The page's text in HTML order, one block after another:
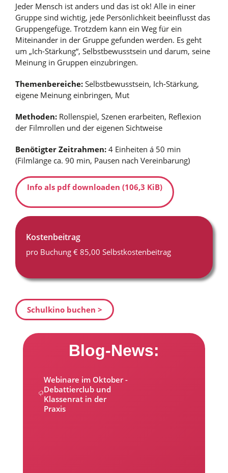
Jeder Mensch ist anders und das ist ok! Alle in einer
Gruppe sind wichtig, jede Persönlichkeit beeinflusst das
Gruppengefüge. Trotzdem kann ein Weg für ein
Miteinander in der Gruppe gefunden werden. Es geht
um „Ich-Stärkung“, Selbstbewusstsein und darum, seine
Meinung in Gruppen einzubringen.
Themenbereiche: Selbstbewusstsein, Ich-Stärkung,
eigene Meinung einbringen, Mut
Methoden: Rollenspiel, Szenen erarbeiten, Reflexion
der Filmrollen und der eigenen Sichtweise
Benötigter Zeitrahmen: 4 Einheiten á 50 min
(Filmlänge ca. 90 min, Pausen nach Vereinbarung)
Info als pdf downloaden (106,3 KiB)
Kostenbeitrag
pro Buchung € 85,00 Selbstkostenbeitrag
Schulkino buchen >
Blog-News:
Webinare im Oktober -
Debattierclub und
Klassenrat in der
Praxis